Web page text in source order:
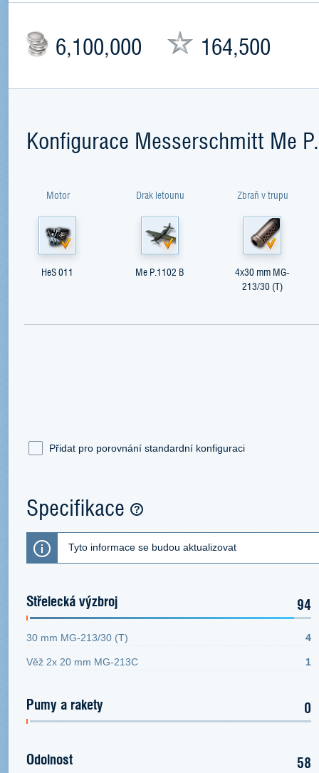
6,100,000 164,500
Konfigurace Messerschmitt Me
Motor
HeS 011
Drak letounu
Me P.1102 B
Zbraň v trupu
4x30 mm MG-
213/30 (T)
Přidat pro porovnání standardní konfiguraci
Specifikace
Tyto informace se budou aktualizovat
Střelecká výzbroj 94
30 mm MG-213/30 (T) 4
Věž 2x 20 mm MG-213C 1
Pumy a rakety 0
Odolnost 58